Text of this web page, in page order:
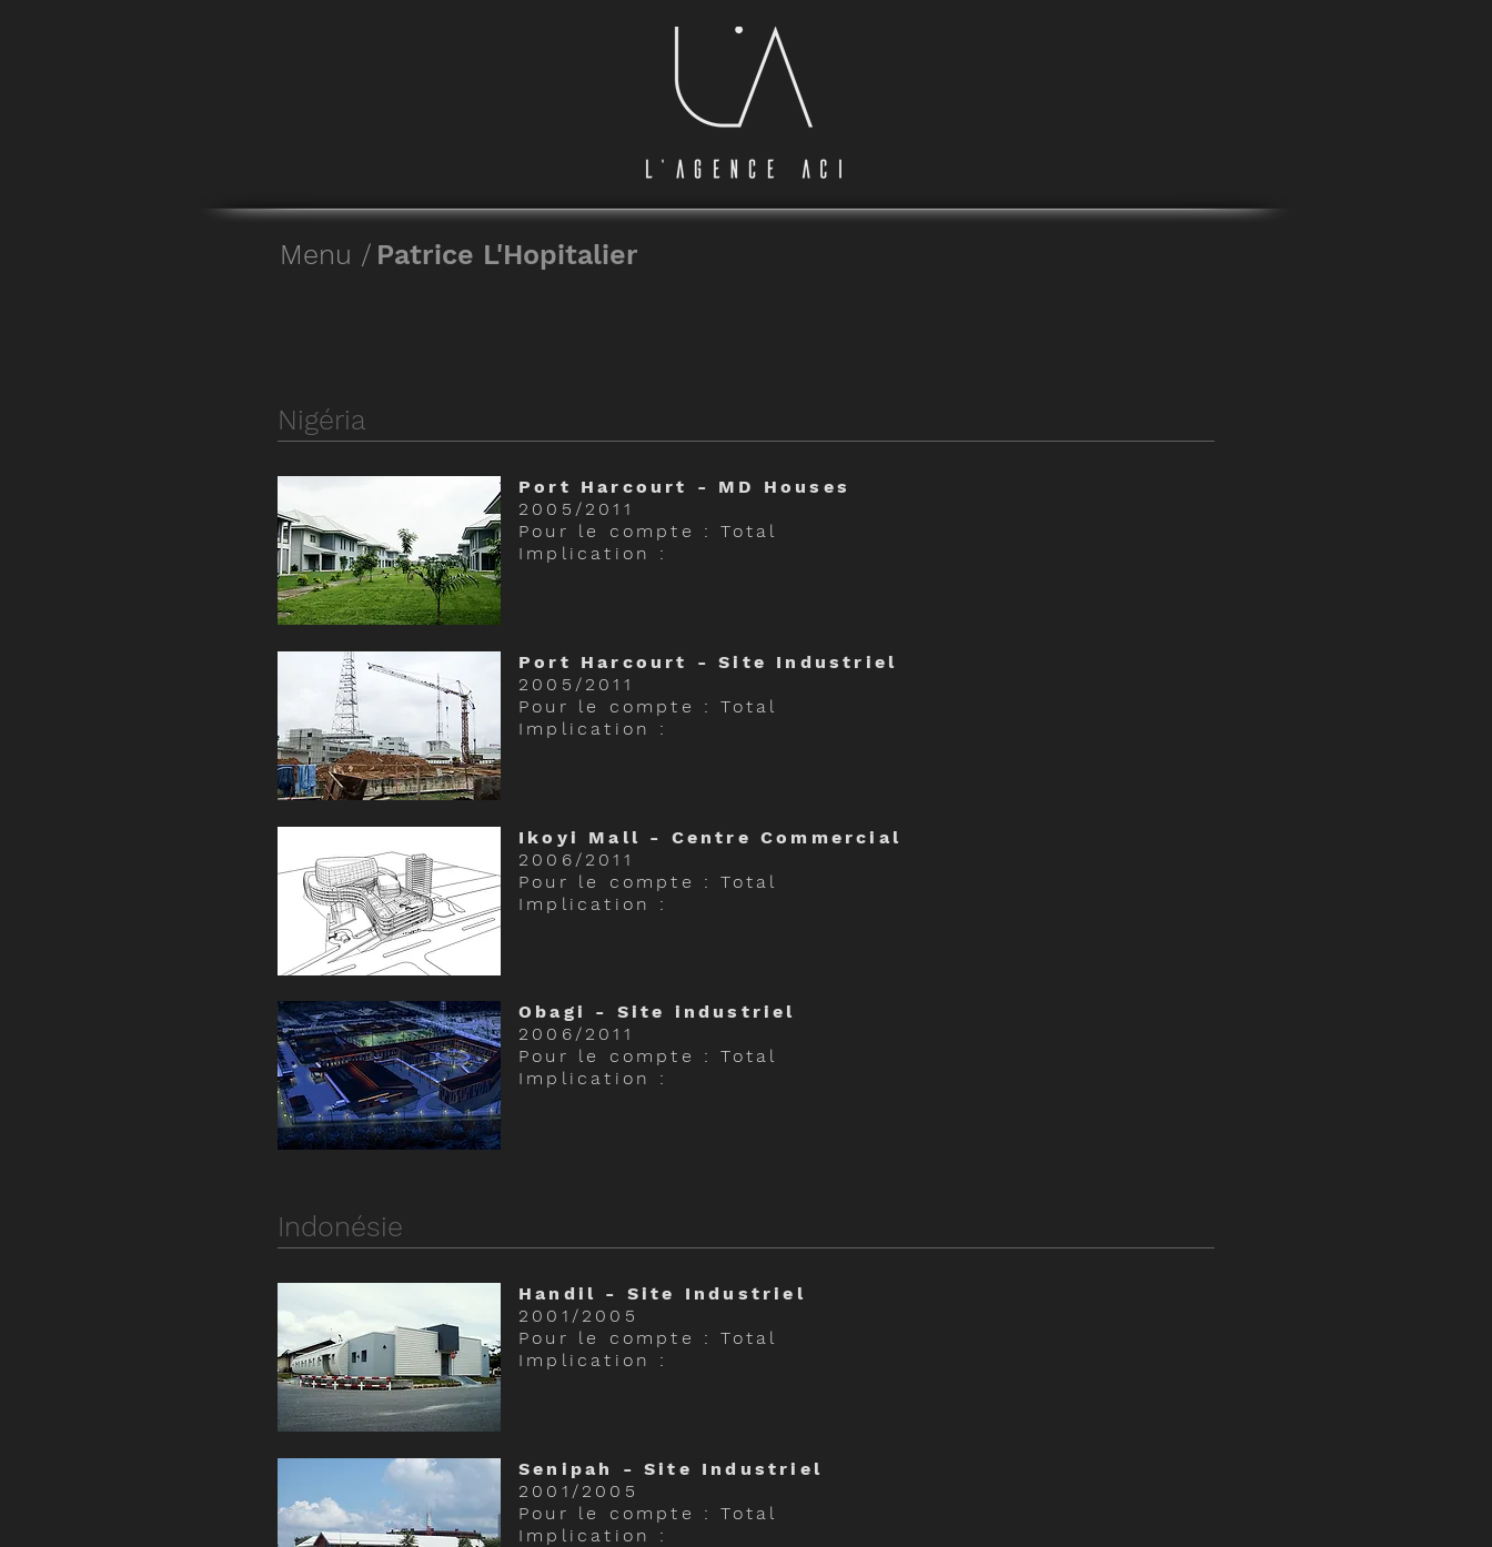
Patrice L'Hopitalier
Menu /
Nigéria
Port Harcourt - MD Houses
2005/2011
Pour le compte : Total
Implication :
Port Harcourt - Site Industriel
2005/2011
Pour le compte : Total
Implication :
Ikoyi Mall - Centre Commercial
2006/2011
Pour le compte : Total
Implication :
Obagi - Site industriel
2006/2011
Pour le compte : Total
Implication :
Indonésie
Handil - Site Industriel
2001/2005
Pour le compte : Total
Implication :
Senipah - Site Industriel
2001/2005
Pour le compte : Total
Implication :